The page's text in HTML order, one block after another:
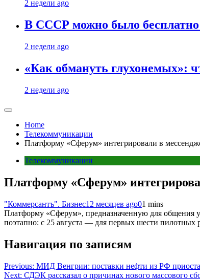
2 недели ago
В СССР можно было
2 недели ago
«Как обмануть глухонемых»:
2 недели ago
Home
Телекоммуникации
Платформу «Сферум» интегрировали в
Телекоммуникации
Платформу «Сферум»
"Коммерсантъ". Бизнес12 месяцев ago01 mins
Платформу «Сферум», предназначенную для общения
поэтапно: с 25 августа — для первых шести
Навигация по записям
Previous: МИД Венгрии: поставки нефти из РФ
Next: СДЭК рассказал о причинах нового массового